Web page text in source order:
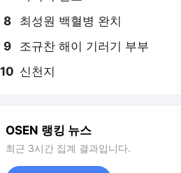
8 최성원 백혈병 완치
9 조규찬 해이 기러기 부부
10 신천지
OSEN 랭킹 뉴스
최근 3시간 집계 결과입니다.